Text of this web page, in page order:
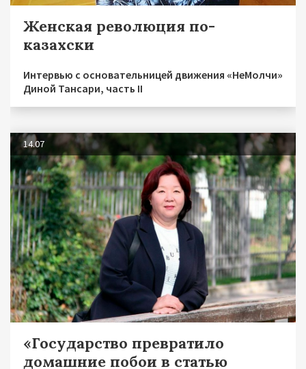
Женская революция по-
казахски
Интервью с основательницей движения «НеМолчи»
Диной Тансари, часть II
14.07
«Государство превратило
домашние побои в статью